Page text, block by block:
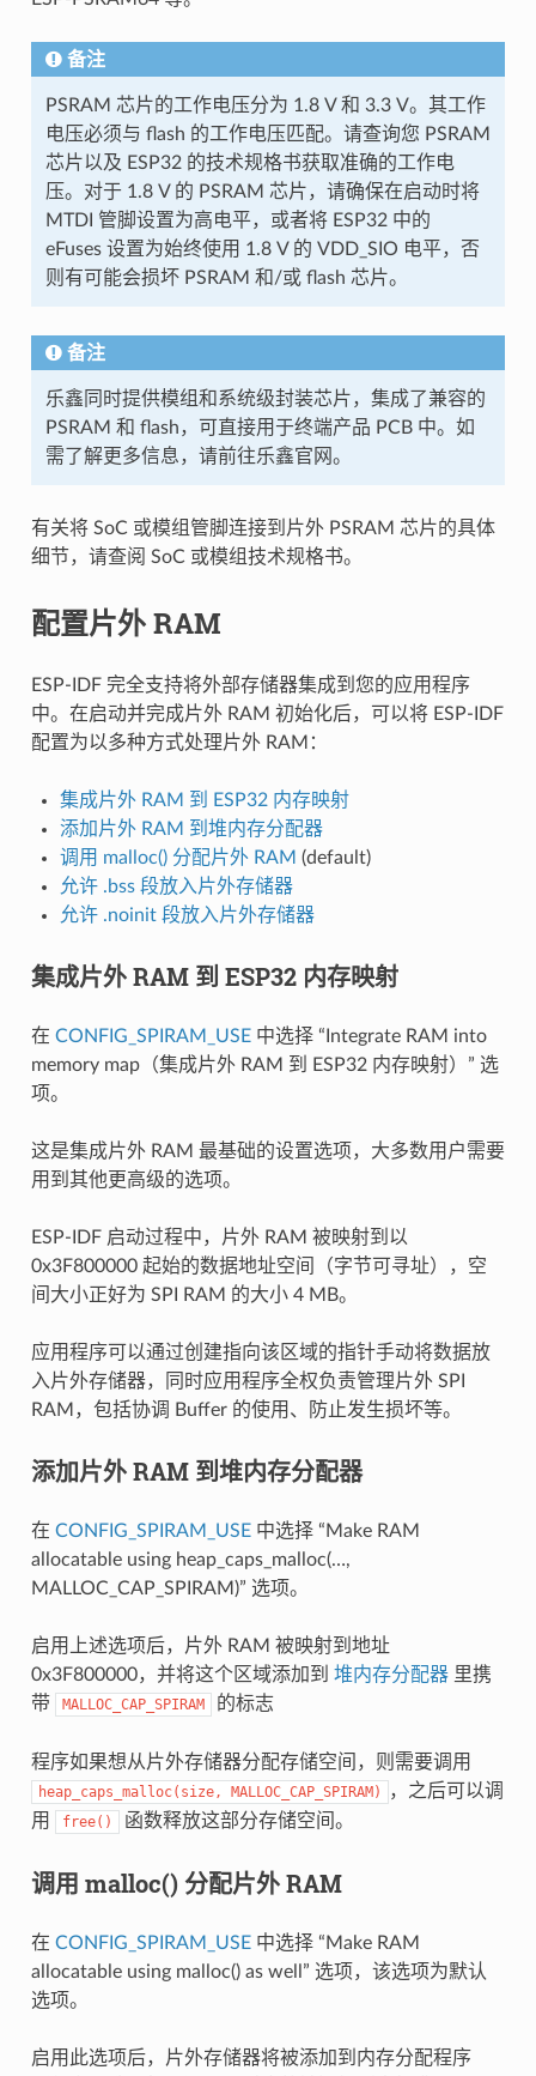
备注
PSRAM 芯片的工作电压分为 1.8 V 和 3.3 V。其工作
电压必须与 flash 的工作电压匹配。请查询您 PSRAM
芯片以及 ESP32 的技术规格书获取准确的工作电
压。对于 1.8 V 的 PSRAM 芯片，请确保在启动时将
MTDI 管脚设置为高电平，或者将 ESP32 中的
eFuses 设置为始终使用 1.8 V 的 VDD_SIO 电平，否
则有可能会损坏 PSRAM 和/或 flash 芯片。
备注
乐鑫同时提供模组和系统级封装芯片，集成了兼容的
PSRAM 和 flash，可直接用于终端产品 PCB 中。如
需了解更多信息，请前往乐鑫官网。
有关将 SoC 或模组管脚连接到片外 PSRAM 芯片的具体
细节，请查阅 SoC 或模组技术规格书。
配置片外 RAM
ESP-IDF 完全支持将外部存储器集成到您的应用程序
中。在启动并完成片外 RAM 初始化后，可以将 ESP-IDF
配置为以多种方式处理片外 RAM：
集成片外 RAM 到 ESP32 内存映射
添加片外 RAM 到堆内存分配器
调用 malloc() 分配片外 RAM (default)
允许 .bss 段放入片外存储器
允许 .noinit 段放入片外存储器
集成片外 RAM 到 ESP32 内存映射
在 CONFIG_SPIRAM_USE中选择 “Integrate RAM into
memory map（集成片外 RAM 到 ESP32 内存映射）” 选
项。
这是集成片外 RAM 最基础的设置选项，大多数用户需要
用到其他更高级的选项。
ESP-IDF 启动过程中，片外 RAM 被映射到以
0x3F800000 起始的数据地址空间（字节可寻址），空
间大小正好为 SPI RAM 的大小 4 MB。
应用程序可以通过创建指向该区域的指针手动将数据放
入片外存储器，同时应用程序全权负责管理片外 SPI
RAM，包括协调 Buffer 的使用、防止发生损坏等。
添加片外 RAM 到堆内存分配器
在 CONFIG_SPIRAM_USE中选择 “Make RAM
allocatable using heap_caps_malloc(…,
MALLOC_CAP_SPIRAM)” 选项。
启用上述选项后，片外 RAM 被映射到地址
0x3F800000，并将这个区域添加到 堆内存分配器里携
带
MALLOC_CAP_SPIRAM 的标志
程序如果想从片外存储器分配存储空间，则需要调用
heap_caps_malloc(size, MALLOC_CAP_SPIRAM)
，之后可以调
用
free() 函数释放这部分存储空间。
调用 malloc() 分配片外 RAM
在 CONFIG_SPIRAM_USE中选择 “Make RAM
allocatable using malloc() as well” 选项，该选项为默认
选项。
启用此选项后，片外存储器将被添加到内存分配程序